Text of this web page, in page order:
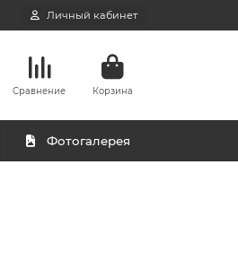
Личный кабинет
Сравнение Корзина
Фотогалерея